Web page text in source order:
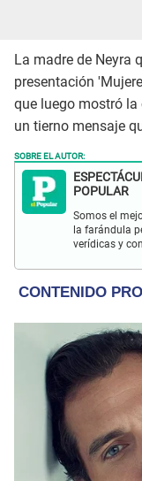
La madre de Neyra
presentación
que luego mostró
un tierno mensaje
SOBRE EL AUTOR:
POPULAR
Somos el
la farándula
verídicas y